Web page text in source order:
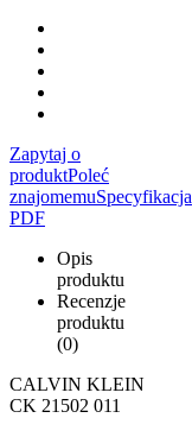
Zapytaj o
produktPoleć
znajomemuSpecyfikacja
PDF
Opis
produktu
Recenzje
produktu
(0)
CALVIN KLEIN
CK 21502 011